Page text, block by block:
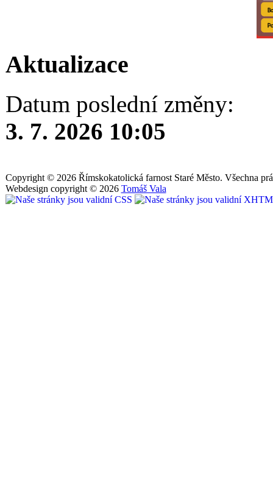
Aktualizace
Datum poslední změny:
3. 7. 2026 10:05
Copyright © 2026 Římskokatolická farnost Staré Město. Všechna
Webdesign copyright © 2026 Tomáš Vala